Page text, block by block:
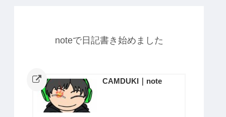
noteで日記書き始めました
CAMDUKI｜note